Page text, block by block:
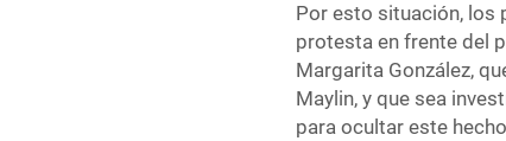
Por esto situación, los
protesta en frente del
Margarita González,
Maylin, y que sea
para ocultar este